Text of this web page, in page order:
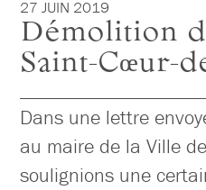
27 JUIN 2019
Démolition
Saint-Cœur-
Dans une lettre
au maire de la Ville
soulignions une